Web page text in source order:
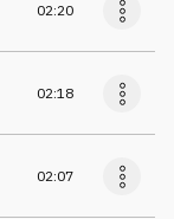
02:20
02:18
02:07